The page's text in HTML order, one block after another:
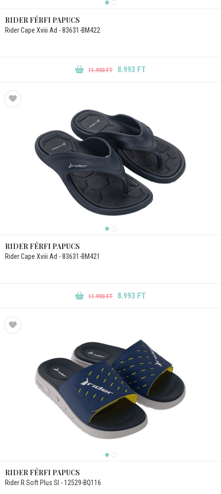
RIDER FÉRFI PAPUCS
Rider Cape Xviii Ad - 83631-BM422
11.990 FT 8.993 FT
RIDER FÉRFI PAPUCS
Rider Cape Xviii Ad - 83631-BM421
11.990 FT 8.993 FT
RIDER FÉRFI PAPUCS
Rider R Soft Plus Sl - 12529-BQ116